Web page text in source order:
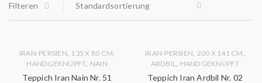
Filteren
Standardsortierung
IRAN-PERSIEN, 135 X 80 CM,
HANDGEKNÜPFT, NAIN
Teppich Iran Nain Nr. 51
IRAN-PERSIEN, 200 X 141 CM,
ARDBIL, HANDGEKNÜPFT
Teppich Iran Ardbil Nr. 02